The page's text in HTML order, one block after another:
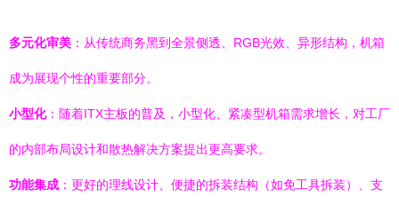
多元化审美 ：从传统商务黑到全景侧透、RGB光效、异形结构，机箱
成为展现个性的重要部分。
小型化：随着ITX主板的普及，小型化、紧凑型机箱需求增长，对工厂
的内部布局设计和散热解决方案提出更高要求。
功能集成 ：更好的理线设计、便捷的拆装结构（如免工具拆装）、支